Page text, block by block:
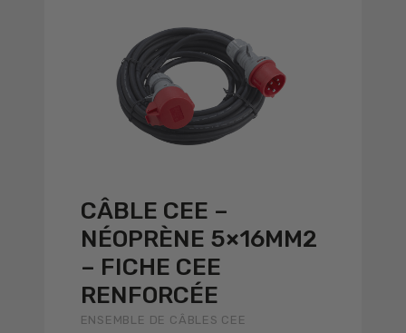
CÂBLE CEE –
NÉOPRÈNE 5×16MM2
– FICHE CEE
RENFORCÉE
ENSEMBLE DE CÂBLES CEE